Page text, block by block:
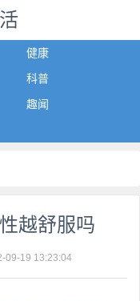
健康
科普
趣闻
越舒服吗
09-19 13:23:04